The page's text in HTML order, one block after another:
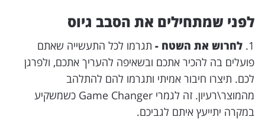
לפני שמתחילים את הסבב גיוס
1. לחרוש את השטח - תגרמו לכל התעשייה שאתם
פועלים בה להכיר אתכם ובשאיפה להעריך אתכם, ולפרגן
לכם. תיצרו חיבור אמיתי ותגרמו להם להתלהב
מהמוצר\רעיון. זה לגמרי Game Changer כשמשקיע
במקרה יתייעץ איתם לגביכם.